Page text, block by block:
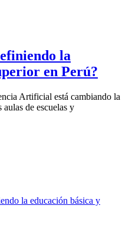
la
en Perú?
Artificial está cambiando la
de escuelas y